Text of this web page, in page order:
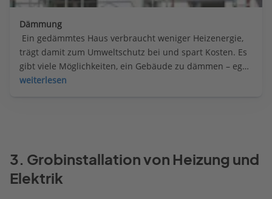
Dämmung
Ein gedämmtes Haus verbraucht weniger Heizenergie,
trägt damit zum Umweltschutz bei und spart Kosten. Es
gibt viele Möglichkeiten, ein Gebäude zu dämmen – egal
ob Alt- oder Neubau. Die Optionen im Überblick.
weiterlesen
3. Grobinstallation von Heizung und
Elektrik